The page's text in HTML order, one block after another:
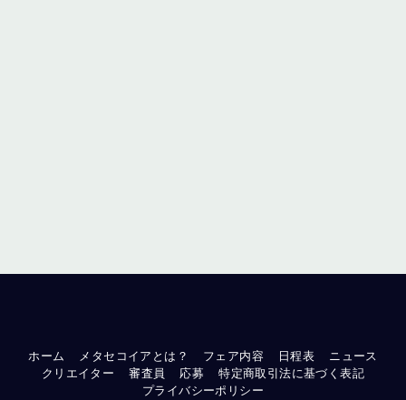
ホーム メタセコイアとは？ フェア内容 日程表
ニュース
クリエイター
審査員 応募
特定商取引法に基づく表記
プライバシーポリシー